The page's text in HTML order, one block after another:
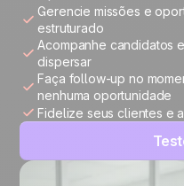
Gerencie missões e
estruturado
Acompanhe candidatos
dispersar
Faça follow-up no
nenhuma oportunidade
Fidelize seus clientes e